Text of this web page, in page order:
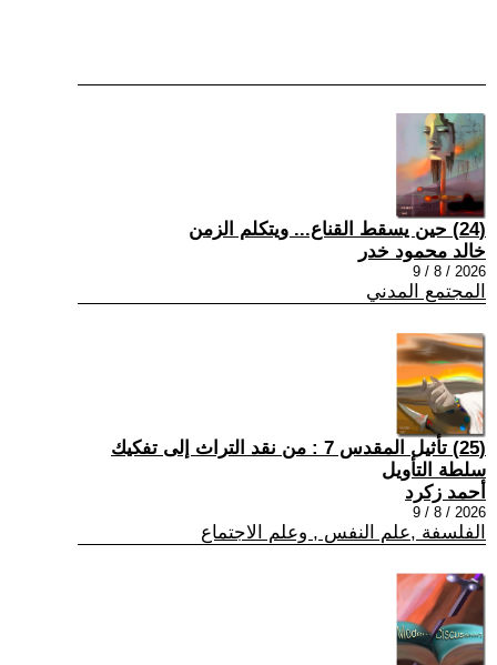
(24) حين يسقط القناع... ويتكلم الزمن
خالد محمود خدر
2026 / 8 / 9
المجتمع المدني
(25) تأثيل المقدس 7 : من نقد التراث إلى تفكيك
سلطة التأويل
أحمد زكرد
2026 / 8 / 9
الفلسفة ,علم النفس , وعلم الاجتماع